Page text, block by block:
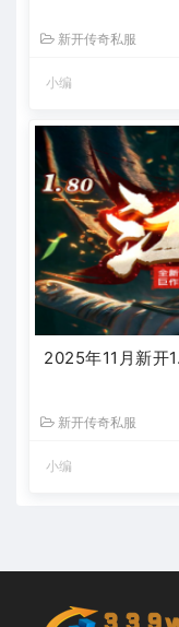
新开传奇私服
小编
2025年11月新开
新开传奇私服
小编